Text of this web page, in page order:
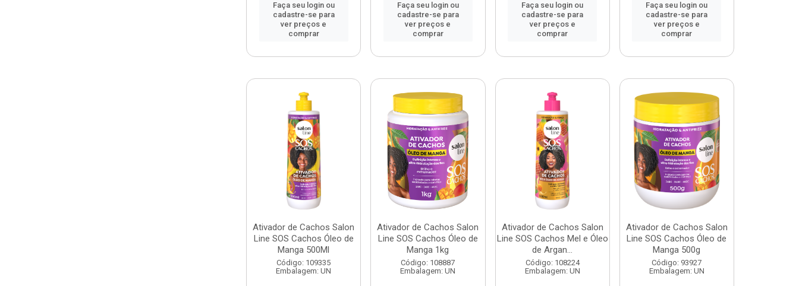
Faça seu login ou
cadastre-se para
ver preços e
comprar
Faça seu login ou
cadastre-se para
ver preços e
comprar
Faça seu login ou
cadastre-se para
ver preços e
comprar
Faça seu login ou
cadastre-se para
ver preços e
comprar
Ativador de Cachos Salon
Line SOS Cachos Óleo de
Manga 500Ml
Código: 109335
Embalagem: UN
Ativador de Cachos Salon
Line SOS Cachos Óleo de
Manga 1kg
Código: 108887
Embalagem: UN
Ativador de Cachos Salon
Line SOS Cachos Mel e Óleo
de Argan...
Código: 108224
Embalagem: UN
Ativador de Cachos Salon
Line SOS Cachos Óleo de
Manga 500g
Código: 93927
Embalagem: UN